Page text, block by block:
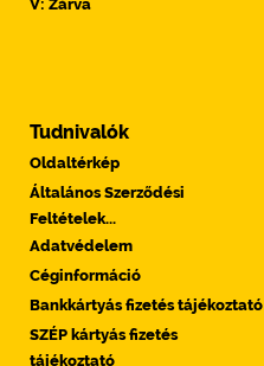
V: Zárva
Tudnivalók
Oldaltérkép
Általános Szerződési
Feltételek...
Adatvédelem
Céginformáció
Bankkártyás fizetés tájékoztató
SZÉP kártyás fizetés
tájékoztató